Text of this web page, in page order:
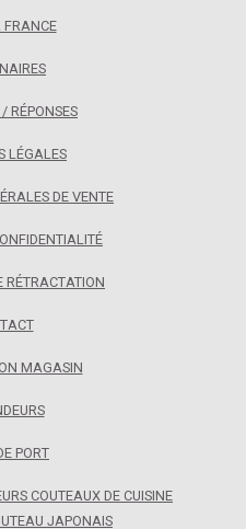
RÉPONSES
LÉGALES
DE VENTE
RÉTRACTATION
MAGASIN
PORT
COUTEAUX DE CUISINE
JAPONAIS